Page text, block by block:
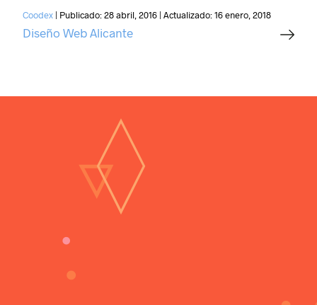
Coodex | Publicado:28 abril, 2016 |Actualizado:16 enero, 2018
Diseño Web Alicante